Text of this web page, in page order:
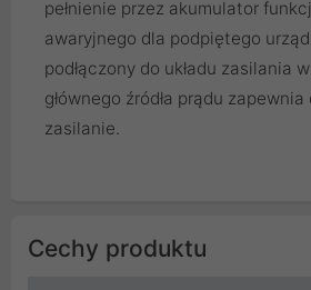
pełnienie przez akumulator
awaryjnego dla podpiętego
podłączony do układu zasilania
głównego źródła prądu
zasilanie.
Cechy produktu